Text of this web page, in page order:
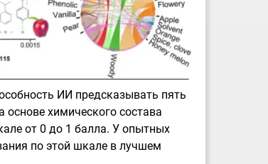
ИИ предсказывать пять
химического состава
от 0 до 1 балла. У опытных
по этой шкале в лучшем